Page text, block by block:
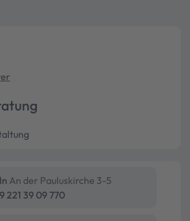
An der Pauluskirche 3-5
221 39 09 770